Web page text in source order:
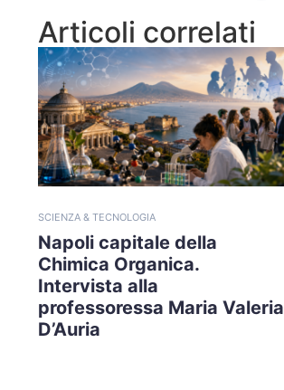
Articoli correlati
SCIENZA & TECNOLOGIA
Napoli capitale della
Chimica Organica.
Intervista alla
professoressa Maria Valeria
D’Auria